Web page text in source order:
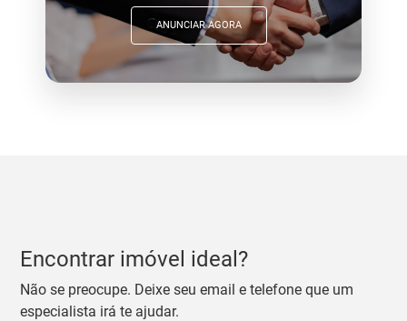
ANUNCIAR AGORA
Encontrar imóvel ideal?
Não se preocupe. Deixe seu email e telefone que um
especialista irá te ajudar.